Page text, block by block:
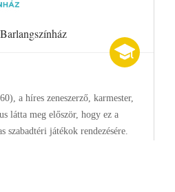
a híres zeneszerző, karmester,
látta meg először, hogy ez a
szabadtéri játékok rendezésére.